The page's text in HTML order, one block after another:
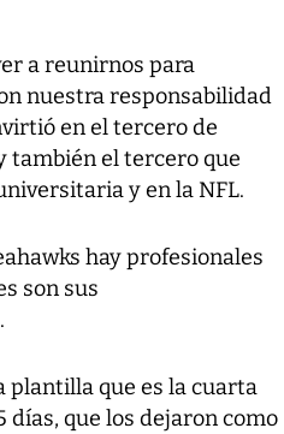
a reunirnos para
nuestra responsabilidad
en el tercero de
también el tercero que
y en la NFL.
hay profesionales
son sus
plantilla que es la cuarta
días, que los dejaron como